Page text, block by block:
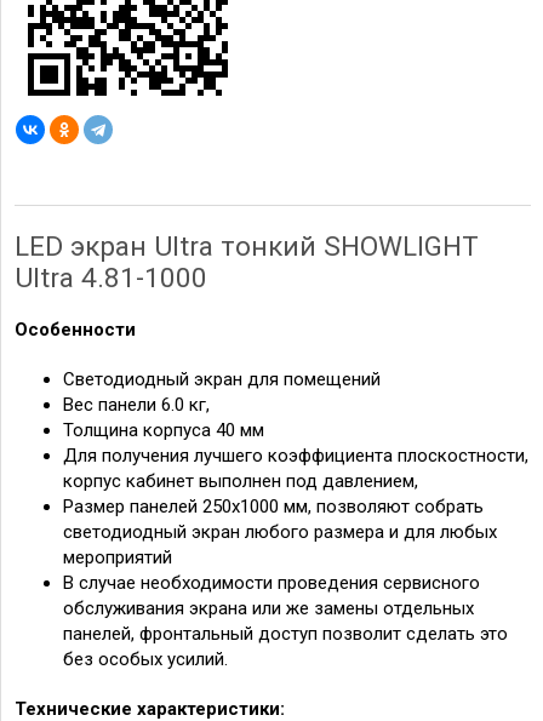
LED экран Ultra тонкий SHOWLIGHT
Ultra 4.81-1000
Особенности
Светодиодный экран для помещений
Вес панели 6.0 кг,
Толщина корпуса 40 мм
Для получения лучшего коэффициента плоскостности,
корпус кабинет выполнен под давлением,
Размер панелей 250х1000 мм, позволяют собрать
светодиодный экран любого размера и для любых
мероприятий
В случае необходимости проведения сервисного
обслуживания экрана или же замены отдельных
панелей, фронтальный доступ позволит сделать это
без особых усилий.
Технические характеристики: